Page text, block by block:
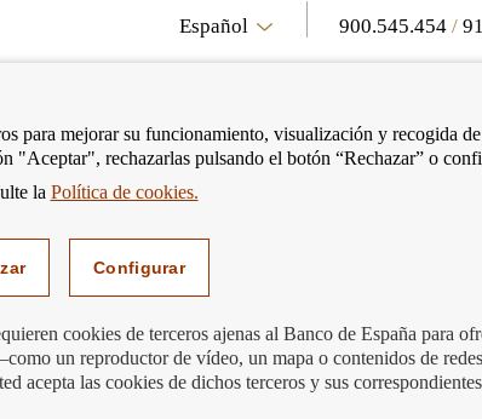
Español 900.545.454 /
RECLAMACIÓN ONLINE
Mostrar
menú
2021
para mejorar su funcionamiento, visualización y recogida de
"Aceptar", rechazarlas pulsando el botón “Rechazar” o
la Política de cookies.
Configurar
cookies de terceros ajenas al Banco de España para
un reproductor de vídeo, un mapa o contenidos de
acepta las cookies de dichos terceros y sus